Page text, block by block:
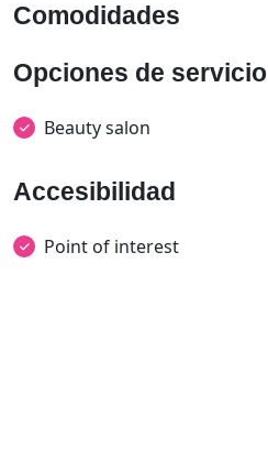
Comodidades
Opciones de servicio
Beauty salon
Accesibilidad
Point of interest